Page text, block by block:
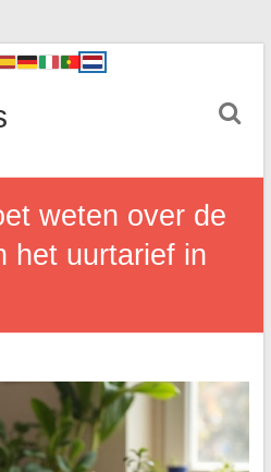
weten over de
het uurtarief in